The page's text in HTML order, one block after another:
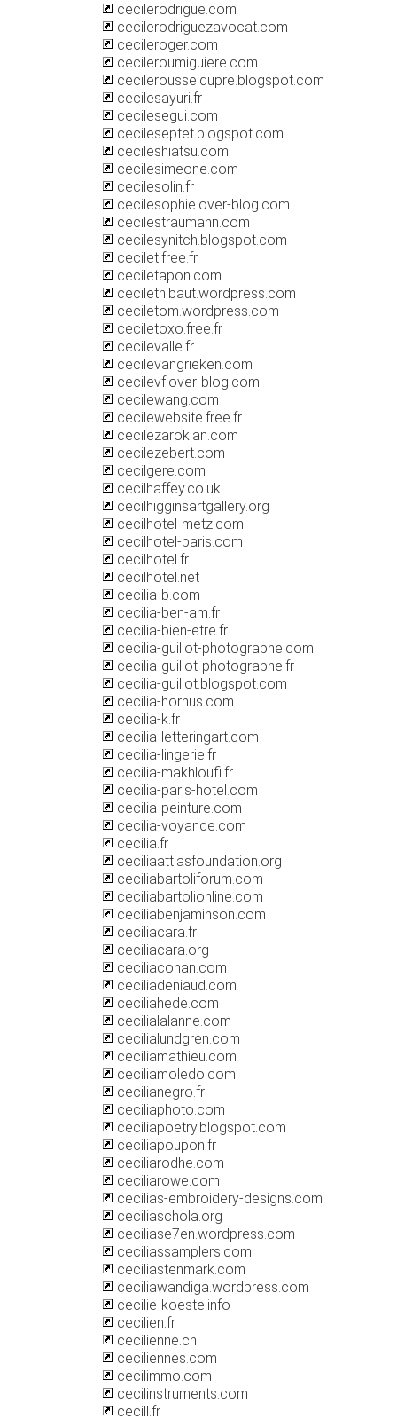
cecilerodrigue.com
cecilerodriguezavocat.com
cecileroger.com
cecileroumiguiere.com
cecilerousseldupre.blogspot.com
cecilesayuri.fr
cecilesegui.com
cecileseptet.blogspot.com
cecileshiatsu.com
cecilesimeone.com
cecilesolin.fr
cecilesophie.over-blog.com
cecilestraumann.com
cecilesynitch.blogspot.com
cecilet.free.fr
ceciletapon.com
cecilethibaut.wordpress.com
ceciletom.wordpress.com
ceciletoxo.free.fr
cecilevalle.fr
cecilevangrieken.com
cecilevf.over-blog.com
cecilewang.com
cecilewebsite.free.fr
cecilezarokian.com
cecilezebert.com
cecilgere.com
cecilhaffey.co.uk
cecilhigginsartgallery.org
cecilhotel-metz.com
cecilhotel-paris.com
cecilhotel.fr
cecilhotel.net
cecilia-b.com
cecilia-ben-am.fr
cecilia-bien-etre.fr
cecilia-guillot-photographe.com
cecilia-guillot-photographe.fr
cecilia-guillot.blogspot.com
cecilia-hornus.com
cecilia-k.fr
cecilia-letteringart.com
cecilia-lingerie.fr
cecilia-makhloufi.fr
cecilia-paris-hotel.com
cecilia-peinture.com
cecilia-voyance.com
cecilia.fr
ceciliaattiasfoundation.org
ceciliabartoliforum.com
ceciliabartolionline.com
ceciliabenjaminson.com
ceciliacara.fr
ceciliacara.org
ceciliaconan.com
ceciliadeniaud.com
ceciliahede.com
cecilialalanne.com
cecilialundgren.com
ceciliamathieu.com
ceciliamoledo.com
cecilianegro.fr
ceciliaphoto.com
ceciliapoetry.blogspot.com
ceciliapoupon.fr
ceciliarodhe.com
ceciliarowe.com
cecilias-embroidery-designs.com
ceciliaschola.org
ceciliase7en.wordpress.com
ceciliassamplers.com
ceciliastenmark.com
ceciliawandiga.wordpress.com
cecilie-koeste.info
cecilien.fr
cecilienne.ch
ceciliennes.com
cecilimmo.com
cecilinstruments.com
cecill.fr